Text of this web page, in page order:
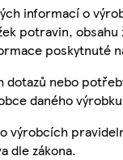
informací o
potravin,
poskytnuté
dotazů nebo
daného
výrobcích
dle zákona.